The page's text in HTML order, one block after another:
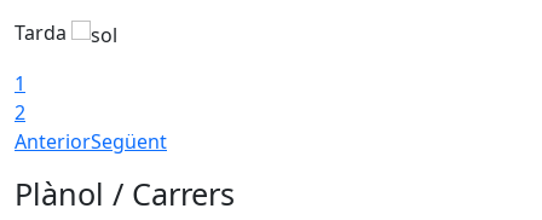
Tarda
1
2
AnteriorSegüent
Plànol / Carrers